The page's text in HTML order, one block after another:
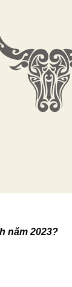
năm 2023?